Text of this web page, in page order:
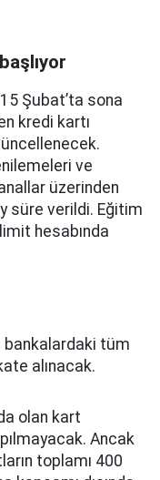
15 Şubat’ta sona
kredi kartı
ve
üzerinden
süre verildi. Eğitim
hesabında
bankalardaki tüm
alınacak.
olan kart
Ancak
toplamı 400